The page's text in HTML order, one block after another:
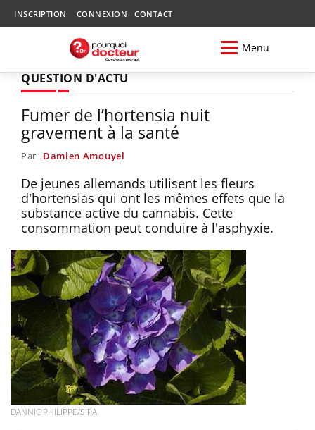
INSCRIPTION CONNEXION CONTACT
Menu
QUESTION D'ACTU
Fumer de l’hortensia nuit
gravement à la santé
Par Damien Amouyel
De jeunes allemands utilisent les fleurs
d'hortensias qui ont les mêmes effets que la
substance active du cannabis. Cette
consommation peut conduire à l'asphyxie.
DANNIC PHILIPPE/SIPA